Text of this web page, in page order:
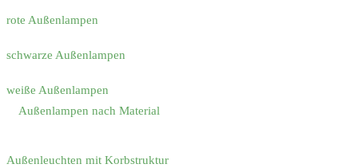
rote Außenlampen
schwarze Außenlampen
weiße Außenlampen
Außenlampen nach Material
Außenleuchten mit Korbstruktur